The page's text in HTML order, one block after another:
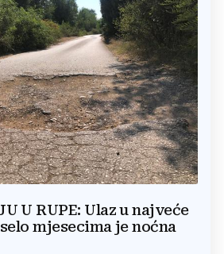
U RUPE: Ulaz u najveće
mjesecima je noćna